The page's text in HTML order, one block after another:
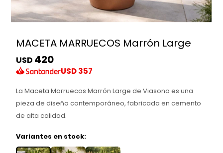
MACETA MARRUECOS Marrón Large
USD 420
USD357
La Maceta Marruecos Marrón Large de Viasono es una
pieza de diseño contemporáneo, fabricada en cemento
de alta calidad.
Variantes en stock: